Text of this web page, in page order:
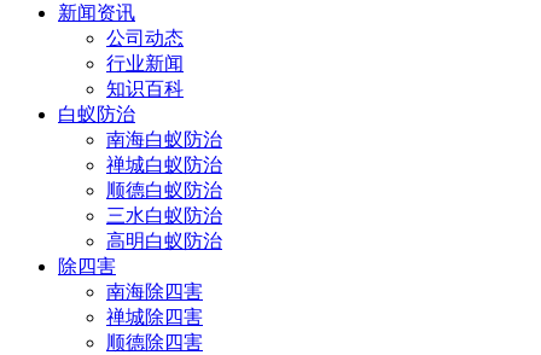
新闻资讯
公司动态
行业新闻
知识百科
白蚁防治
南海白蚁防治
禅城白蚁防治
顺德白蚁防治
三水白蚁防治
高明白蚁防治
除四害
南海除四害
禅城除四害
顺德除四害